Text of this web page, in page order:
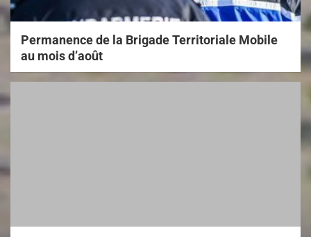
Permanence de la Brigade Territoriale Mobile
au mois d’août